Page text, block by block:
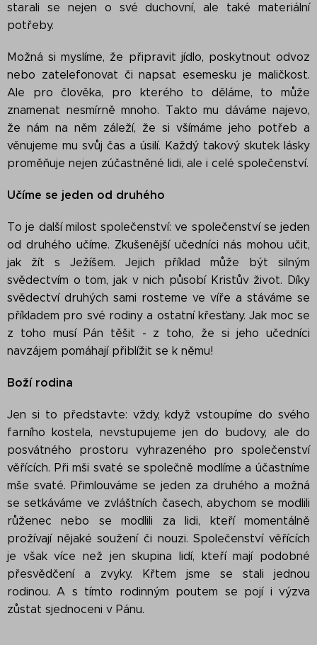
starali se nejen o své duchovní, ale také materiální
potřeby.
Možná si myslíme, že připravit jídlo, poskytnout odvoz
nebo zatelefonovat či napsat esemesku je maličkost.
Ale pro člověka, pro kterého to děláme, to může
znamenat nesmírně mnoho. Takto mu dáváme najevo,
že nám na něm záleží, že si všímáme jeho potřeb a
věnujeme mu svůj čas a úsilí. Každý takový skutek lásky
proměňuje nejen zúčastněné lidi, ale i celé společenství.
Učíme se jeden od druhého
To je další milost společenství: ve společenství se jeden
od druhého učíme. Zkušenější učedníci nás mohou učit,
jak žít s Ježíšem. Jejich příklad může být silným
svědectvím o tom, jak v nich působí Kristův život. Díky
svědectví druhých sami rosteme ve víře a stáváme se
příkladem pro své rodiny a ostatní křesťany. Jak moc se
z toho musí Pán těšit - z toho, že si jeho učedníci
navzájem pomáhají přiblížit se k němu!
Boží rodina
Jen si to představte: vždy, když vstoupíme do svého
farního kostela, nevstupujeme jen do budovy, ale do
posvátného prostoru vyhrazeného pro společenství
věřících. Při mši svaté se společně modlíme a účastníme
mše svaté. Přimlouváme se jeden za druhého a možná
se setkáváme ve zvláštních časech, abychom se modlili
růženec nebo se modlili za lidi, kteří momentálně
prožívají nějaké soužení či nouzi. Společenství věřících
je však více než jen skupina lidí, kteří mají podobné
přesvědčení a zvyky. Křtem jsme se stali jednou
rodinou. A s tímto rodinným poutem se pojí i výzva
zůstat sjednoceni v Pánu.